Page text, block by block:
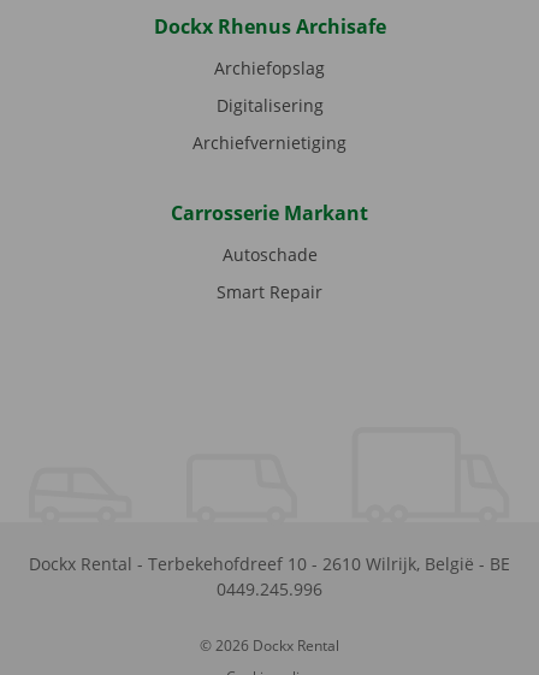
Dockx Rhenus Archisafe
Archiefopslag
Digitalisering
Archiefvernietiging
Carrosserie Markant
Autoschade
Smart Repair
Dockx Rental - Terbekehofdreef 10 - 2610 Wilrijk, België - BE
0449.245.996
© 2026 Dockx Rental